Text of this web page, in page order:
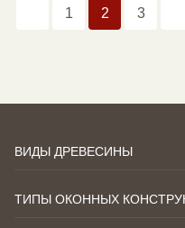
1 2 3
ВИДЫ ДРЕВЕСИНЫ
ТИПЫ ОКОННЫХ